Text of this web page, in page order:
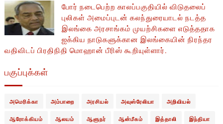
போர் நடைபெற்ற காலப்பகுதியில் ​​விடுதலைப்
புலிகள் அமைப்புடன் கலந்துரையாடல் நடத்த
இலங்கை அரசாங்கம் முயற்சிகளை எடுத்ததாக
ஐக்கிய நாடுகளுக்கான இலங்கையின் நிரந்தர
வதிவிடப் பிரதிநிதி மொஹான் பீரிஸ் கூறியுள்ளார்.
பகுப்புக்கள்
அமெரிக்கா அம்பாறை அரசியல் அவுஸ்ரேலியா அறிவியல்
ஆரோக்கியம் ஆலயம் ஆளுநர் ஆன்மீகம் இத்தாலி இந்தியா